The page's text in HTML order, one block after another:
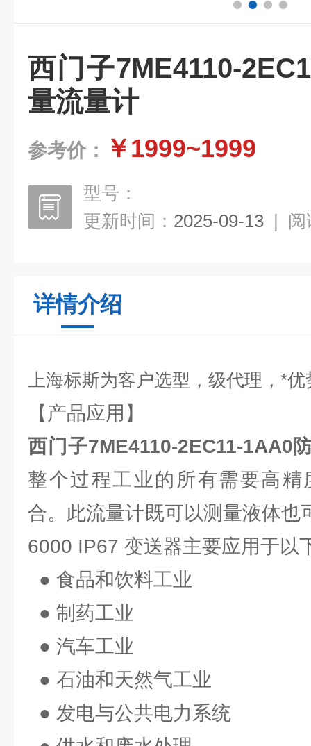
西门子7ME4110-
量流量计
参考价： ￥1999~1999
型号：
更新时间： 2025-09-13 | 阅
详情介绍
上海标斯为客户选型，级代理，*
【产品应用】
西门子7ME4110-2EC11-1AA0
整个过程工业的所有需要高
合。此流量计既可以测量液体也
6000 IP67 变送器主要应用于以
● 食品和饮料工业
● 制药工业
● 汽车工业
● 石油和天然气工业
● 发电与公共电力系统